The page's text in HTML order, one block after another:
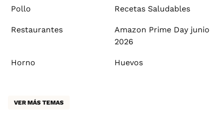
Pollo Recetas Saludables
Restaurantes
Amazon Prime Day junio
2026
Horno Huevos
VER MÁS TEMAS